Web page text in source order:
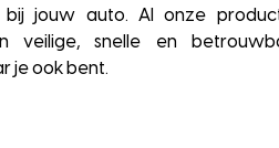
jouw auto. Al onze
veilige, snelle en
je ook bent.